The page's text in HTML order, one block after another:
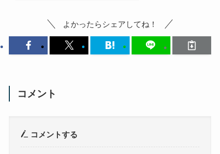
よかったらシェアしてね！
コメント
コメントする